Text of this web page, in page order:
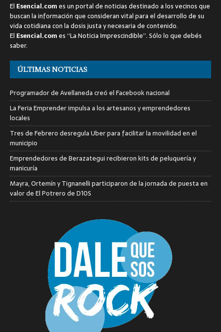
El Esencial.comes un portal de noticias destinado a los vecinos que
buscan la información que consideran vital para el desarrollo de su
vida cotidiana con la dosis justa y necesaria de contenido.
El Esencial.comes “La Noticia Imprescindible”. Sólo lo que debés
saber.
ÚLTIMAS NOTICIAS
Programador de Avellaneda creó el Facebook nacional
La Feria Emprender impulsa a los artesanos y emprendedores
locales
Tres de Febrero desregula Uber para facilitar la movilidad en el
municipio
Emprendedores de Berazategui recibieron kits de peluquería y
manicuría
Mayra, Ortemín y Tignanelli participaron de la jornada de puesta en
valor de El Potrero de D10S